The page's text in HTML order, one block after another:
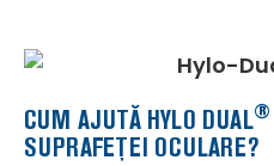
CUM AJUTĂ HYLO DUAL®
SUPRAFEȚEI OCULARE?